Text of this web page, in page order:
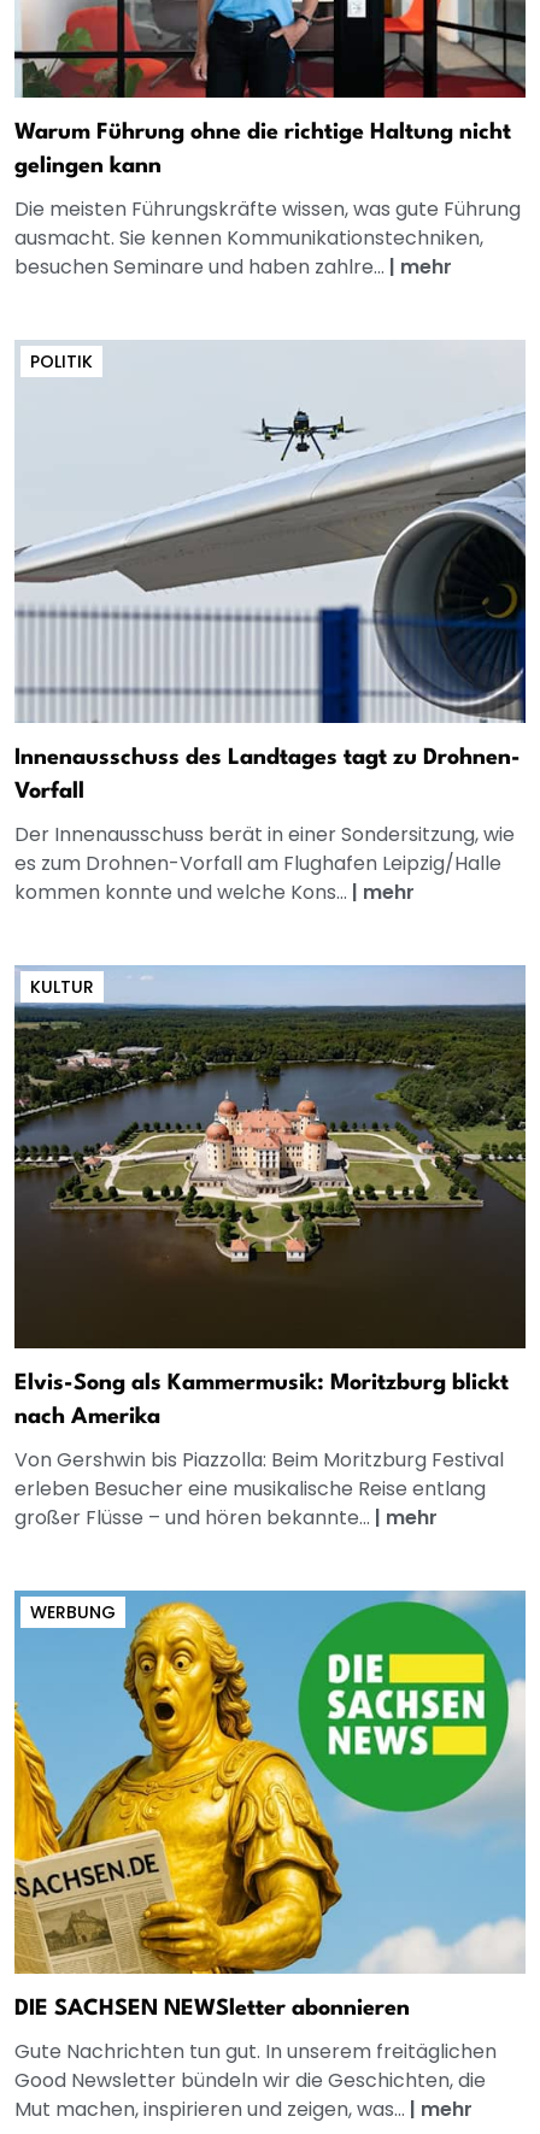
Warum Führung ohne die richtige Haltung nicht
gelingen kann
Die meisten Führungskräfte wissen, was gute Führung
ausmacht. Sie kennen Kommunikationstechniken,
besuchen Seminare und haben zahlre... | mehr
POLITIK
Innenausschuss des Landtages tagt zu Drohnen-
Vorfall
Der Innenausschuss berät in einer Sondersitzung, wie
es zum Drohnen-Vorfall am Flughafen Leipzig/Halle
kommen konnte und welche Kons... | mehr
KULTUR
Elvis-Song als Kammermusik: Moritzburg blickt
nach Amerika
Von Gershwin bis Piazzolla: Beim Moritzburg Festival
erleben Besucher eine musikalische Reise entlang
großer Flüsse – und hören bekannte... | mehr
WERBUNG
DIE SACHSEN NEWSletter abonnieren
Gute Nachrichten tun gut. In unserem freitäglichen
Good Newsletter bündeln wir die Geschichten, die
Mut machen, inspirieren und zeigen, was... | mehr